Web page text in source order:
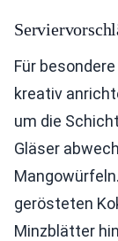
Für
kreativ
um die
Gläser
gerösteten
Minzblätter